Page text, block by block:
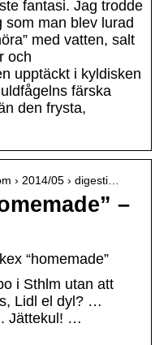
fantasi. Jag trodde
man blev lurad
med vatten, salt
och
upptäckt i kyldisken
färska
den frysta,
› 2014/05 › digesti…
–
“homemade”
i Sthlm utan att
Lidl el dyl? …
Jättekul! …